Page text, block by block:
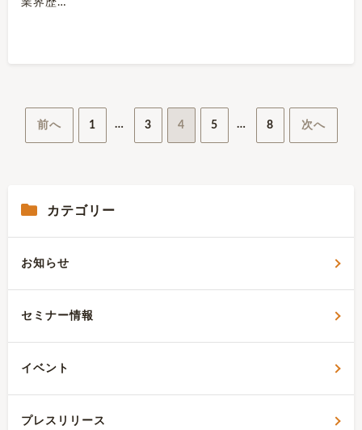
業界歴…
ビ
シ
前へ 1 … 3 4 5 … 8 次へ
カテゴリー
お知らせ
セミナー情報
イベント
プレスリリース